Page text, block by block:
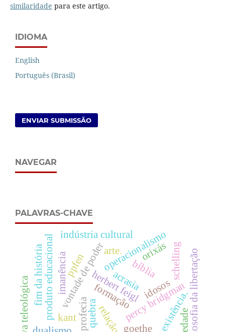
similaridade para este artigo.
IDIOMA
English
Português (Brasil)
ENVIAR SUBMISSÃO
NAVEGAR
PALAVRAS-CHAVE
kant
herbert feiglbíblia
profecia
produto educacional relação
vontade de poder acrasia
formação
indústria culturaloperacionalismo
percy bridgman
fim da história idosos filosofia da libertação
arte. schelling
prova teleológica existência.
goethe
imanência
quebra
ppfen
orixás